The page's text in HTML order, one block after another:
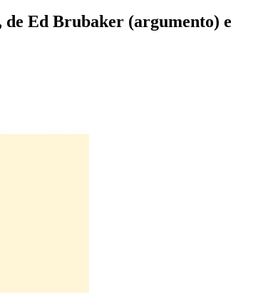
Ed Brubaker (argumento) e